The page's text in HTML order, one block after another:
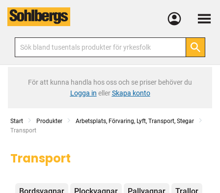
Meny
För att kunna handla hos oss och se priser behöver du
Logga in ellerSkapa konto
Start Produkter
Arbetsplats, Förvaring, Lyft, Transport, Stegar
Current:
Transport
Transport
Kategorier